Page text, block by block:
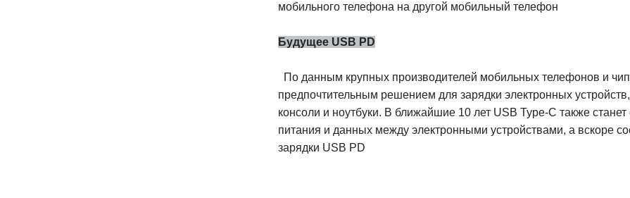
мобильного телефона на другой мобильный телефон
Будущее USB PD
По данным крупных производителей мобильных телефонов и
предпочтительным решением для зарядки электронных
консоли и ноутбуки. В ближайшие 10 лет USB Type-C также
питания и данных между электронными устройствами, а вскоре
зарядки USB PD